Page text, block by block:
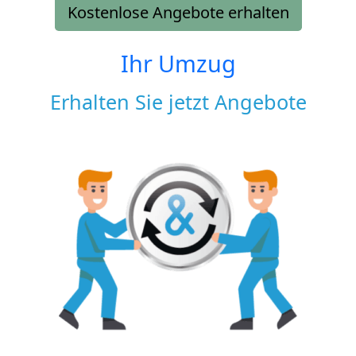
Kostenlose Angebote erhalten
Ihr Umzug
Erhalten Sie jetzt Angebote